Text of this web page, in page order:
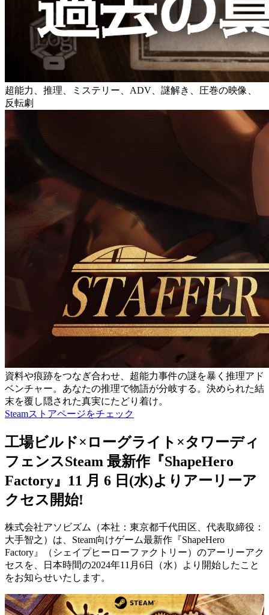
超能力、推理、ミステリー、ADV、謎解き、圧巻の映像、
反転劇
資料や痕跡をつなぎ合わせ、超能力事件の謎を暴く推理アド
ベンチャー。あなたの推理で物語が分岐する。決められた結
末を覆し隠された真実にたどり着け。
Steamストアページをチェック
工場ビルド×ローグライト×タワーディ
フェンスSteam 最新作『ShapeHero
Factory』11 月 6 日(水)よりアーリーア
クセス開始!
株式会社アソビズム（本社：東京都千代田区、代表取締役：
大手智之）は、Steam向けゲーム最新作『ShapeHero
Factory』（シェイプヒーローファクトリー）のアーリーアク
セスを、日本時間の2024年11月6日（水）より開始したこと
をお知らせいたします。